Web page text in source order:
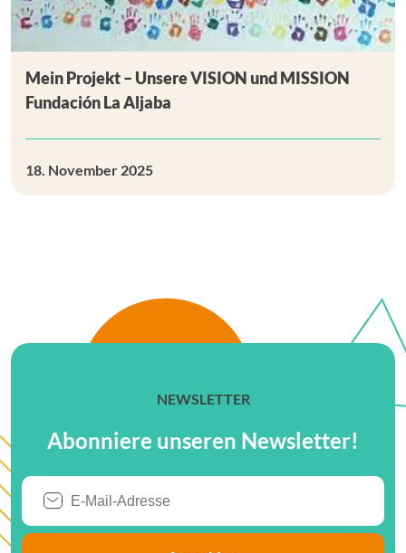
Mein Projekt – Unsere VISION und MISSION
Fundación La Aljaba
18. November 2025
NEWSLETTER
Abonniere unseren Newsletter!